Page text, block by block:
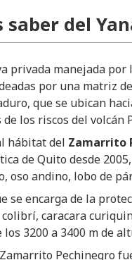
saber del
privada manejada por
por una matriz
que se ubican
los riscos del volcán
hábitat del Zamarrito
de Quito desde
oso andino, lobo de
se encarga de la
colibrí, caracara
3200 a 3400 m de
Pechinegro